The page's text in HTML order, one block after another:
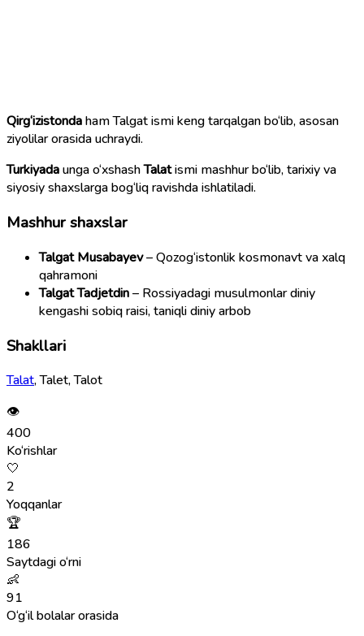
Qirg‘izistondaham Talgat ismi keng tarqalgan bo‘lib, asosan
ziyolilar orasida uchraydi.
Turkiyadaunga o‘xshashTalatismi mashhur bo‘lib, tarixiy va
siyosiy shaxslarga bog‘liq ravishda ishlatiladi.
Mashhur shaxslar
Talgat Musabayev– Qozog‘istonlik kosmonavt va xalq
qahramoni
Talgat Tadjetdin– Rossiyadagi musulmonlar diniy
kengashi sobiq raisi, taniqli diniy arbob
Shakllari
Talat, Talet, Talot
👁
400
Ko‘rishlar
🤍
2
Yoqqanlar
🏆
186
Saytdagi o‘rni
👶
91
O‘g‘il bolalar orasida